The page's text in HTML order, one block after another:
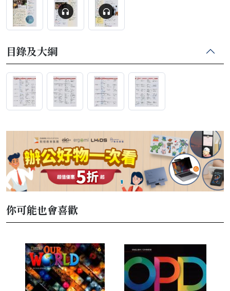
目錄及大綱
你可能也會喜歡